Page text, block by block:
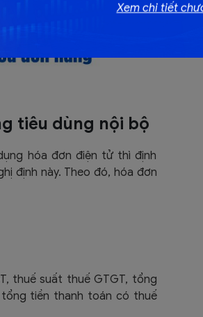
Xem chi tiết
tiêu dùng nội bộ
hóa đơn điện tử thì định
định này. Theo đó, hóa đơn
thuế suất thuế GTGT, tổng
tiền thanh toán có thuế